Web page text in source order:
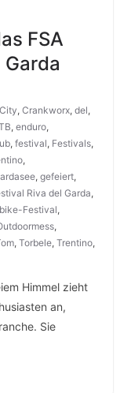
FSA
City, Crankworx, del,
, enduro,
, festival, Festivals,
,
, gefeiert,
Riva del Garda,
Festival,
,
, Torbele, Trentino,
Himmel zieht
an,
Sie